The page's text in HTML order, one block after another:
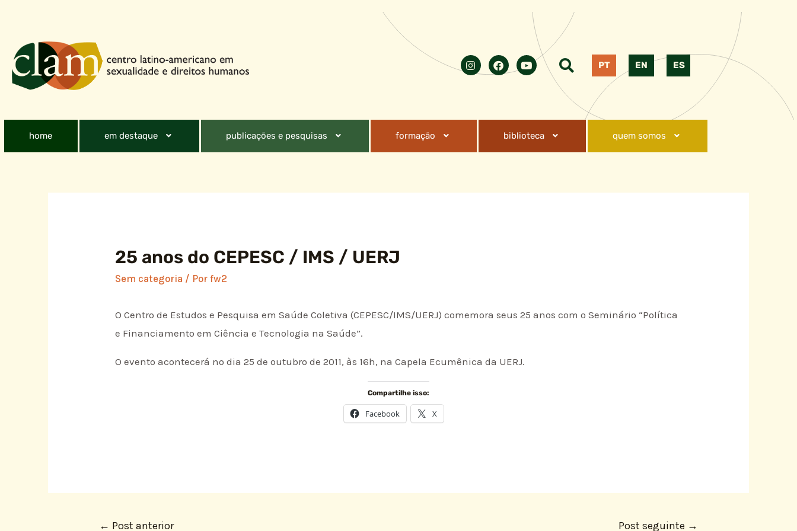
PT EN ES
home em destaque publicações e pesquisas formação biblioteca quem somos
25 anos do CEPESC / IMS / UERJ
Sem categoria / Porfw2
O Centro de Estudos e Pesquisa em Saúde Coletiva (CEPESC/IMS/UERJ) comemora seus 25 anos com o Seminário “Política
e Financiamento em Ciência e Tecnologia na Saúde”.
O evento acontecerá no dia 25 de outubro de 2011, às 16h, na Capela Ecumênica da UERJ.
Compartilhe isso:
Facebook X
← Post anterior Post seguinte →